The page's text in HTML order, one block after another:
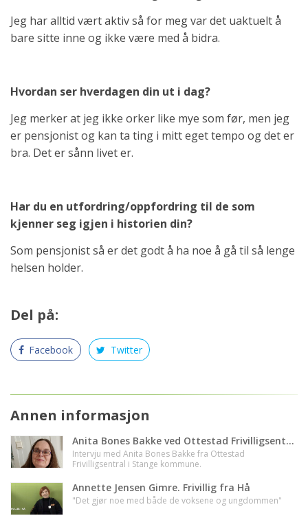
Jeg har alltid vært aktiv så for meg var det uaktuelt å
bare sitte inne og ikke være med å bidra.
Hvordan ser hverdagen din ut i dag?
Jeg merker at jeg ikke orker like mye som før, men jeg
er pensjonist og kan ta ting i mitt eget tempo og det er
bra. Det er sånn livet er.
Har du en utfordring/oppfordring til de som
kjenner seg igjen i historien din?
Som pensjonist så er det godt å ha noe å gå til så lenge
helsen holder.
Del på:
Facebook Twitter
Annen informasjon
Anita Bones Bakke ved Ottestad Frivilligsentral
Intervju med Anita Bones Bakke fra Ottestad
Frivilligsentral i Stange kommune.
Annette Jensen Gimre. Frivillig fra Hå
"Det gjør noe med både de voksene og ungdommen"